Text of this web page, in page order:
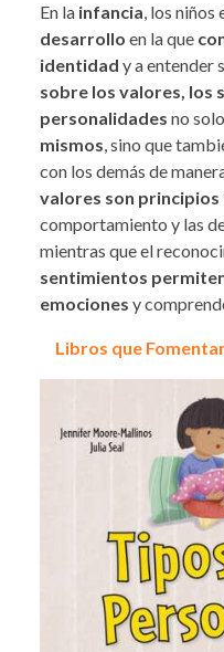
En la infancia, los niños
desarrollo en la que
identidad y a entender
sobre los valores, los
personalidades no
mismos, sino que
con los demás de
valores son
comportamiento y las
mientras que el
sentimientos
emociones y
Libros que